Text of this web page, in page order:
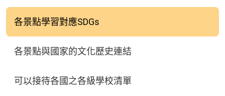
各景點學習對應SDGs
各景點與國家的文化歷史連結
可以接待各國之各級學校清單